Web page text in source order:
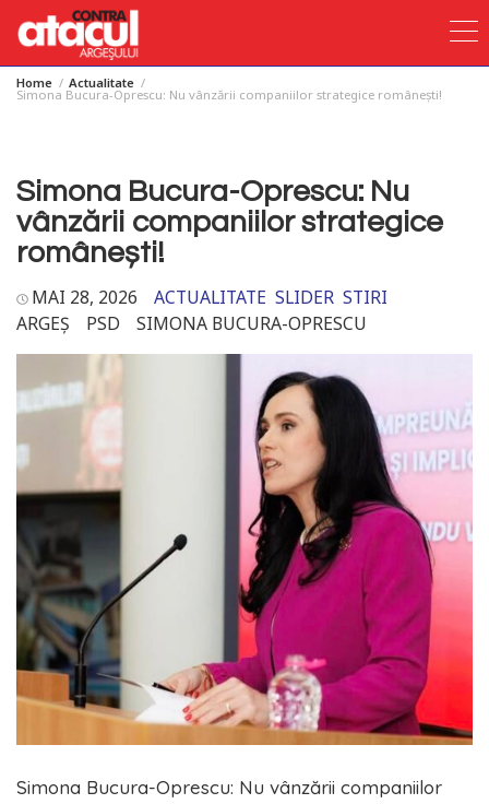
SkipHome Actualitate
Simona Bucura-Oprescu: Nu vânzării companiilor strategice românești!
Simona Bucura-Oprescu: Nu
vânzării companiilor strategice
românești!
MAI 28, 2026 ACTUALITATE SLIDER STIRI
ARGEȘ
PSD SIMONA BUCURA-OPRESCU
Simona Bucura-Oprescu: Nu vânzării companiilor